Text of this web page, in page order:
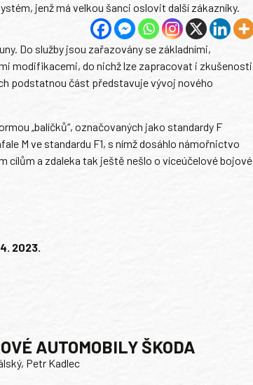
jenž má velkou šanci oslovit další zákazníky.
Do služby jsou zařazovány se základními,
modifikacemi, do nichž lze zapracovat i zkušenosti
podstatnou část představuje vývoj nového
„balíčků“, označovaných jako standardy F
M ve standardu F1, s nímž dosáhlo námořnictvo
cílům a zdaleka tak ještě nešlo o víceúčelové bojové
2023.
AUTOMOBILY ŠKODA
Petr Kadlec